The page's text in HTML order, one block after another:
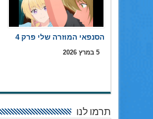
הסנפאי המוזרה שלי פרק 4
5 במרץ 2026
תרמו לנו